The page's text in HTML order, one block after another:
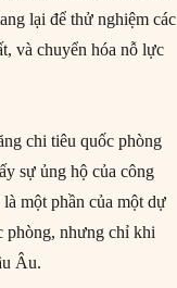
lại để thử nghiệm các
và chuyển hóa nỗ lực
chi tiêu quốc phòng
sự ủng hộ của công
một phần của một dự
phòng, nhưng chỉ khi
Âu.